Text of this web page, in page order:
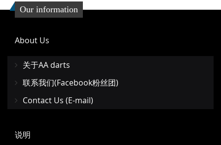
Our information
About Us
关于AA darts
联系我们(Facebook粉丝团)
Contact Us (E-mail)
说明